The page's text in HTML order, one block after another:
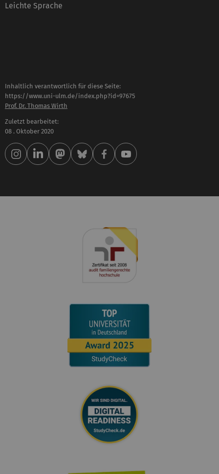
Leichte Sprache
Inhaltlich verantwortlich für diese Seite:
https://www.uni-ulm.de/index.php?id=97675
Prof. Dr. Thomas Wirth
Zuletzt bearbeitet:
08 . Oktober 2020